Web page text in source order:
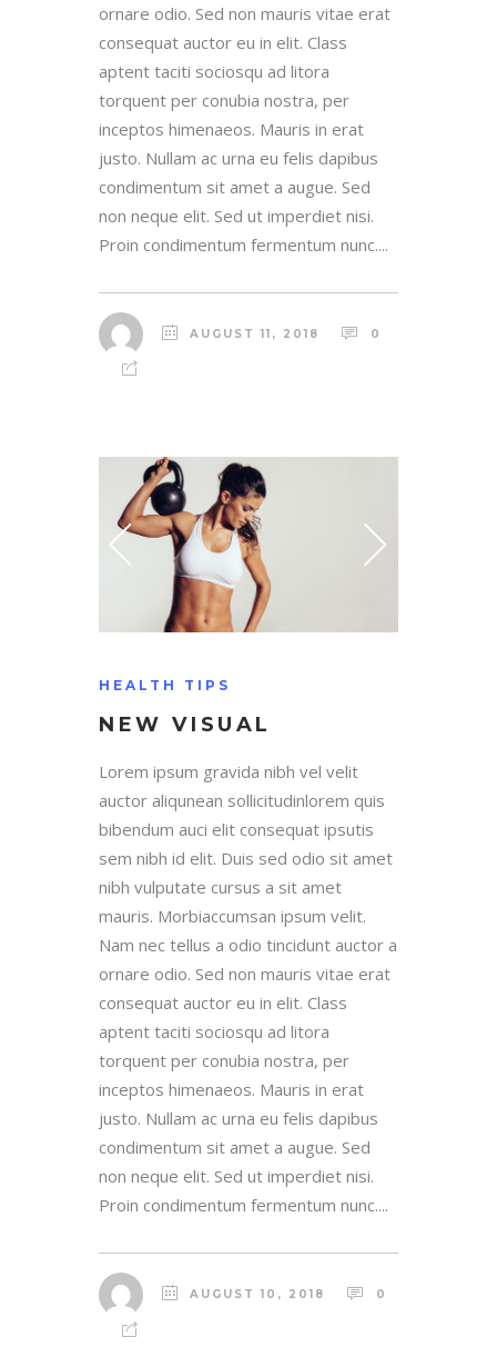
ornare odio. Sed non mauris vitae erat
consequat auctor eu in elit. Class
aptent taciti sociosqu ad litora
torquent per conubia nostra, per
inceptos himenaeos. Mauris in erat
justo. Nullam ac urna eu felis dapibus
condimentum sit amet a augue. Sed
non neque elit. Sed ut imperdiet nisi.
Proin condimentum fermentum nunc....
AUGUST 11, 2018 0
HEALTH TIPS
NEW VISUAL
Lorem ipsum gravida nibh vel velit
auctor aliqunean sollicitudinlorem quis
bibendum auci elit consequat ipsutis
sem nibh id elit. Duis sed odio sit amet
nibh vulputate cursus a sit amet
mauris. Morbiaccumsan ipsum velit.
Nam nec tellus a odio tincidunt auctor a
ornare odio. Sed non mauris vitae erat
consequat auctor eu in elit. Class
aptent taciti sociosqu ad litora
torquent per conubia nostra, per
inceptos himenaeos. Mauris in erat
justo. Nullam ac urna eu felis dapibus
condimentum sit amet a augue. Sed
non neque elit. Sed ut imperdiet nisi.
Proin condimentum fermentum nunc....
AUGUST 10, 2018 0